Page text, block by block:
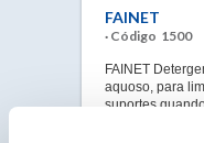
FAINET
· Código 1500
FAINET
aquoso, para
suportes